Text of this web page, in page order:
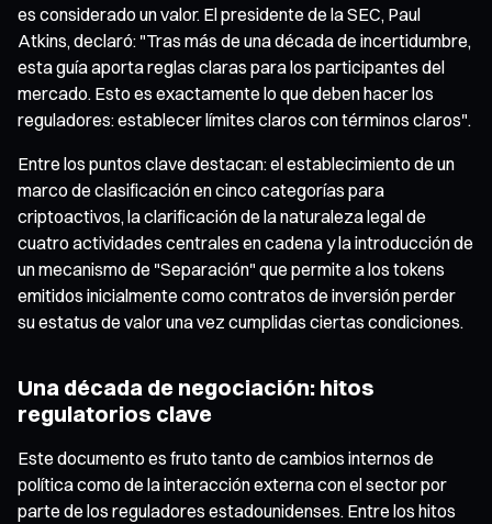
es considerado un valor. El presidente de la SEC, Paul
Atkins, declaró: "Tras más de una década de incertidumbre,
esta guía aporta reglas claras para los participantes del
mercado. Esto es exactamente lo que deben hacer los
reguladores: establecer límites claros con términos claros".
Entre los puntos clave destacan: el establecimiento de un
marco de clasificación en cinco categorías para
criptoactivos, la clarificación de la naturaleza legal de
cuatro actividades centrales en cadena y la introducción de
un mecanismo de "Separación" que permite a los tokens
emitidos inicialmente como contratos de inversión perder
su estatus de valor una vez cumplidas ciertas condiciones.
Una década de negociación: hitos
regulatorios clave
Este documento es fruto tanto de cambios internos de
política como de la interacción externa con el sector por
parte de los reguladores estadounidenses. Entre los hitos